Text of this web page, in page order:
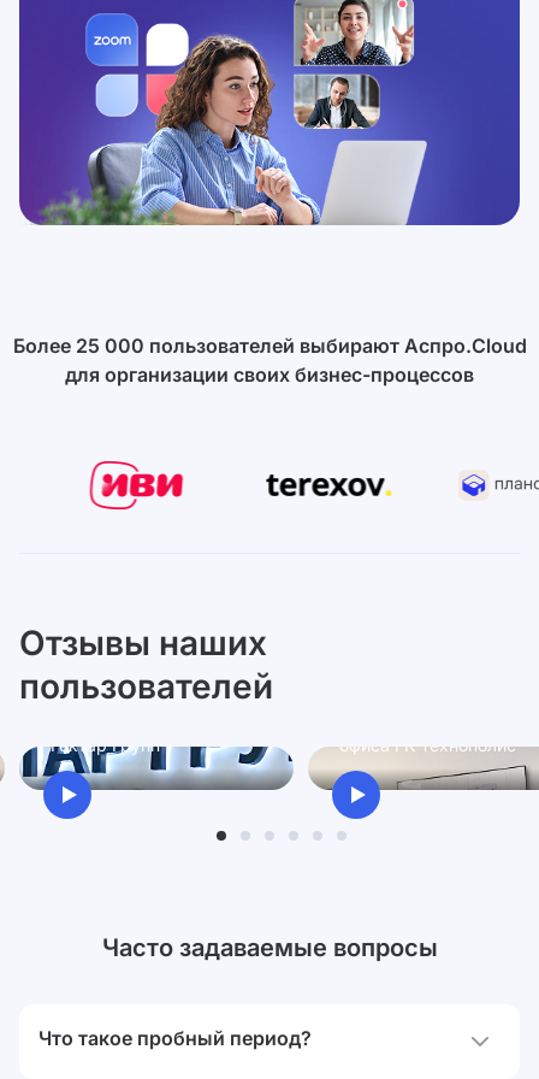
Более 25 000 пользователей выбирают Аспро.Cloud
для организации своих бизнес-процессов
Отзывы наших
пользователей
Ксения
Гектар Групп
офиса ГК Технополис
Часто задаваемые вопросы
Что такое пробный период?